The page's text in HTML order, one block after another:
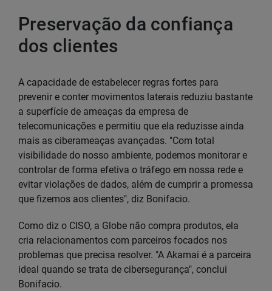
Preservação da confiança
dos clientes
A capacidade de estabelecer regras fortes para
prevenir e conter movimentos laterais reduziu bastante
a superfície de ameaças da empresa de
telecomunicações e permitiu que ela reduzisse ainda
mais as ciberameaças avançadas. "Com total
visibilidade do nosso ambiente, podemos monitorar e
controlar de forma efetiva o tráfego em nossa rede e
evitar violações de dados, além de cumprir a promessa
que fizemos aos clientes", diz Bonifacio.
Como diz o CISO, a Globe não compra produtos, ela
cria relacionamentos com parceiros focados nos
problemas que precisa resolver. "A Akamai é a parceira
ideal quando se trata de cibersegurança", conclui
Bonifacio.